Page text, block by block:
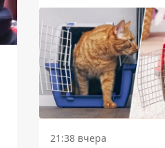
схему с
21:38 вчера